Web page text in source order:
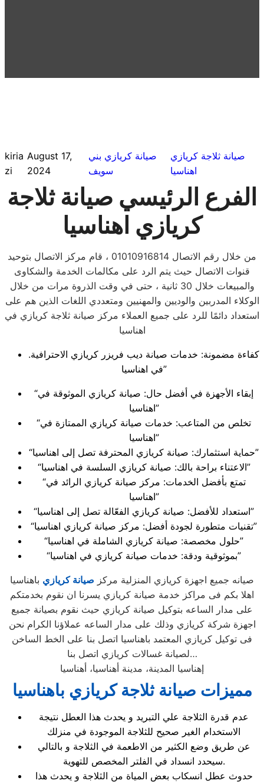
kiria
zi
August 17,
2024
صيانة كريازي بني
سويف
صيانة ثلاجة كريازي
اهناسيا
الفرع الرئيسي صيانة ثلاجة
كريازي اهناسيا
من خلال رقم الاتصال 01010916814 ، قام مركز الاتصال بتوحيد
قنوات الاتصال حيث يتم الرد على مكالمات الخدمة والشكاوى
والمبيعات خلال 30 ثانية ، حتى في وقت الذروة مرات من خلال
الوكلاء المدربين والوديين والمهنيين ومتعددي اللغات الذين هم على
استعداد دائمًا للرد على جميع العملاء مركز صيانة ثلاجة كريازي في
اهناسيا
.كفاءة مضمونة: خدمات صيانة ديب فريزر كريازي الاحترافية
في اهناسيا”
“إبقاء الأجهزة في أفضل حال: صيانة كريازي الموثوقة في
اهناسيا”
“تخلص من المتاعب: خدمات صيانة كريازي الممتازة في
اهناسيا”
“حماية استثمارك: صيانة كريازي المحترفة تصل إلى اهناسيا”
“الاعتناء براحة بالك: صيانة كريازي السلسة في اهناسيا”
“تمتع بأفضل الخدمات: مركز صيانة كريازي الرائد في
اهناسيا”
“استعداد للأفضل: صيانة كريازي الفعّالة تصل إلى اهناسيا”
“تقنيات متطورة لجودة أفضل: مركز صيانة كريازي اهناسيا”
“حلول مخصصة: صيانة كريازي الشاملة في اهناسيا”
“بموثوقية ودقة: خدمات صيانة كريازي في اهناسيا”
صيانه جميع اجهزة كريازي المنزلية مركز صيانة كريازي باهناسيا
اهلا بكم فى مراكز خدمة صيانة كريازي يسرنا ان نقوم بخدمتكم
على مدار الساعه بتوكيل صيانة كريازي حيث نقوم بصيانة جميع
اجهزة شركة كريازي وذلك على مدار الساعه عملاؤنا الكرام نحن
فى توكيل كريازي المعتمد باهناسيا اتصل بنا على الخط الساخن
لصيانة غسالات كريازي اتصل بنا…
إهناسيا المدينة، مدينة أهناسيا، أهناسيا
مميزات صيانة ثلاجة كريازي باهناسيا
عدم قدرة الثلاجة علي التبريد و يحدث هذا العطل نتيجة
الاستخدام الغير صحيح للثلاجة الموجودة في منزلك
عن طريق وضع الكثير من الاطعمة في الثلاجة و بالتالي
سيحدد انسداد في الفلتر المخصص للتهوية.
حدوث عطل انسكاب بعض المياة من الثلاجة و يحدث هذا